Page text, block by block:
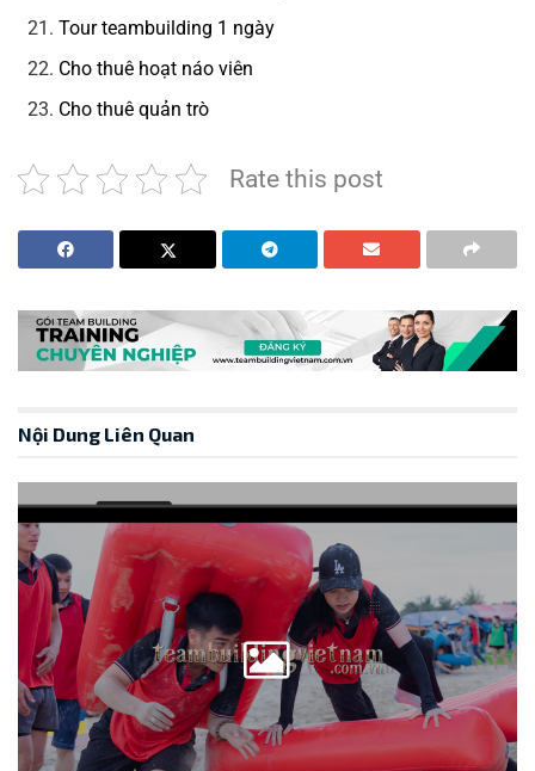
Tour teambuilding 1 ngày
Cho thuê hoạt náo viên
Cho thuê quản trò
Rate this post
Nội Dung Liên Quan